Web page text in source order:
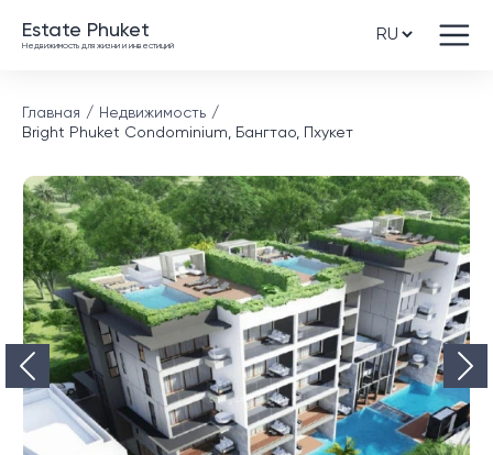
Estate Phuket
Недвижимость для жизни и инвестиций
Главная
Недвижимость
Bright Phuket Condominium, Бангтао, Пхукет